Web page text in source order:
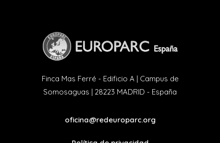
Finca Mas Ferré - Edificio A | Campus de
Somosaguas | 28223 MADRID - España
oficina@redeuroparc.org